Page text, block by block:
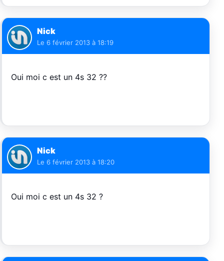
Nick
Le 6 février 2013 à 18:19
Oui moi c est un 4s 32 ??
Nick
Le 6 février 2013 à 18:20
Oui moi c est un 4s 32 ?